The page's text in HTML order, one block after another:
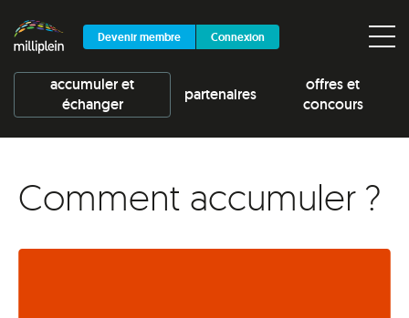
accumuler et
échanger
partenaires
offres et
concours
Devenir membre Connexion
Comment accumuler ?